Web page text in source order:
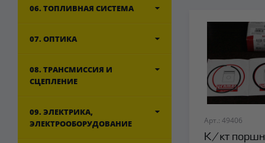
06. ТОПЛИВНАЯ СИСТЕМА
07. ОПТИКА
08. ТРАНСМИССИЯ И
СЦЕПЛЕНИЕ
09. ЭЛЕКТРИКА,
ЭЛЕКТРООБОРУДОВАНИЕ
Арт.: 49406
К/кт